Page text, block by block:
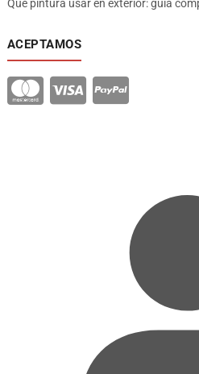
Qué pintura usar en exterior: guía
ACEPTAMOS